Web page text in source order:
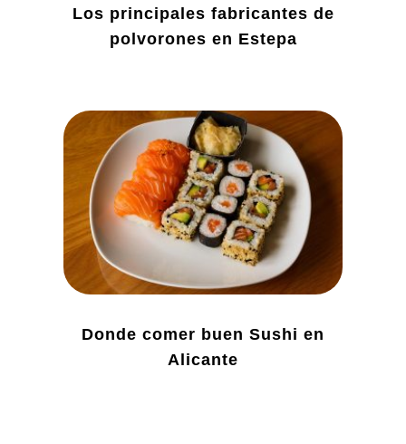
Los principales fabricantes de
polvorones en Estepa
Donde comer buen Sushi en
Alicante